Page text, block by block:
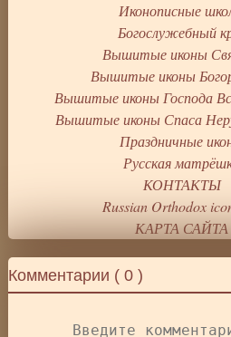
Комментарии (0 )
Иконописные
Богослужебный
Вышитые иконы
Вышитые иконы
Вышитые иконы Господа
Вышитые иконы Спаса
Праздничные
Русская
КОНТАКТЫ
Russian Orthodox
КАРТА САЙТА